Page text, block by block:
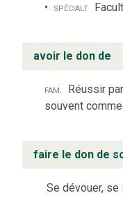
spécialt
avoir le don de
fam. Réussir
souvent
faire le don de
Se dévouer, se